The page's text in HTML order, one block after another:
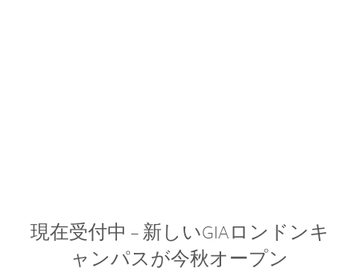
現在受付中 – 新しいGIAロンドンキ
ャンパスが今秋オープン